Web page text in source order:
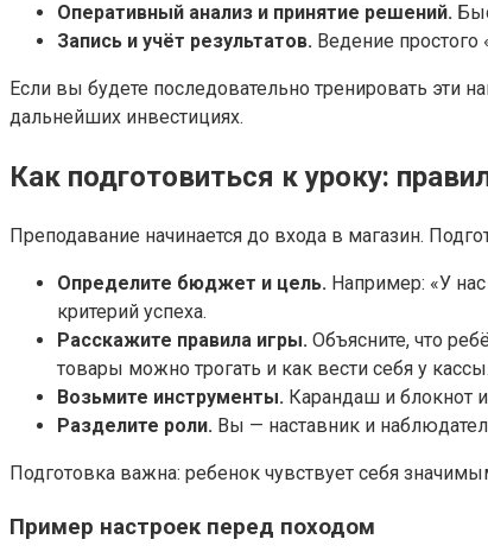
Оперативный анализ и принятие решений.
Запись и учёт результатов. Ведение
Если вы будете последовательно тренировать эти
дальнейших инвестициях.
Как подготовиться к уроку:
Преподавание начинается до входа в магазин.
Определите бюджет и цель. Например: «У
критерий успеха.
Расскажите правила игры. Объясните, что
товары можно трогать и как вести себя у кассы.
Возьмите инструменты. Карандаш и блокнот
Разделите роли. Вы — наставник и
Подготовка важна: ребенок чувствует себя
Пример настроек перед походом